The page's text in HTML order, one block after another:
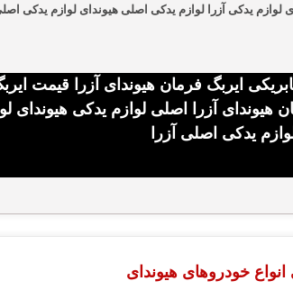
لوازم یدکی آزرا لوازم یدکی اصلی هیوندای لوازم یدکی اصلی
ایربگ فرمان هیوندای آزرا قیمت
هیوندای آزرا اصلی لوازم یدکی هیوندای
یدکی اصلی آزرا
خودروهای هیوندای